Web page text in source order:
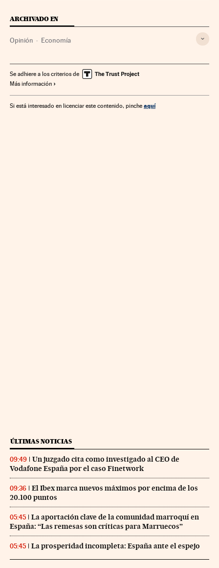
ARCHIVADO EN
Opinión Economía
Se adhiere a los criterios de
Más información
Si está interesado en licenciar este contenido, pinche aquí
ÚLTIMAS NOTICIAS
09:49
Un juzgado cita como investigado al CEO de
Vodafone España por el caso Finetwork
09:36
El Ibex marca nuevos máximos por encima de los
20.100 puntos
05:45
La aportación clave de la comunidad marroquí en
España: “Las remesas son críticas para Marruecos”
05:45 La prosperidad incompleta: España ante el espejo